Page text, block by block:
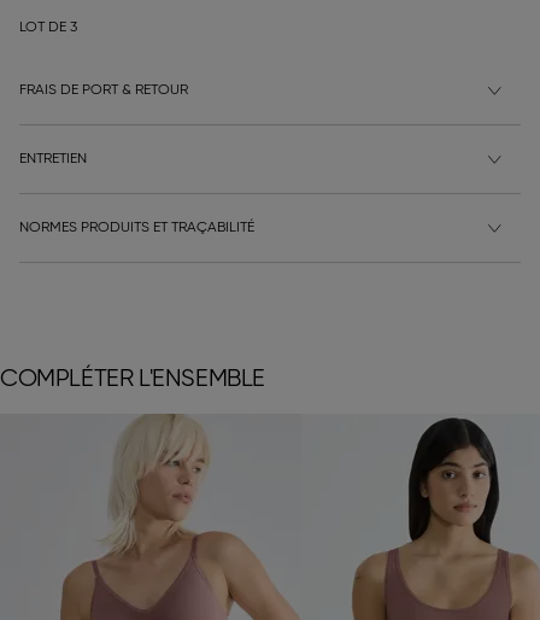
LOT DE 3
FRAIS DE PORT & RETOUR
ENTRETIEN
NORMES PRODUITS ET TRAÇABILITÉ
COMPLÉTER L'ENSEMBLE